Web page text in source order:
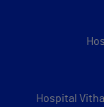
Hospital